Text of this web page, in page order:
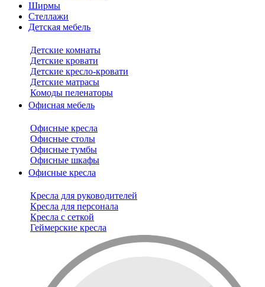
Ширмы
Стеллажи
Детская мебель
Детские комнаты
Детские кровати
Детские кресло-кровати
Детские матрасы
Комоды пеленаторы
Офисная мебель
Офисные кресла
Офисные столы
Офисные тумбы
Офисные шкафы
Офисные кресла
Кресла для руководителей
Кресла для персонала
Кресла с сеткой
Геймерские кресла